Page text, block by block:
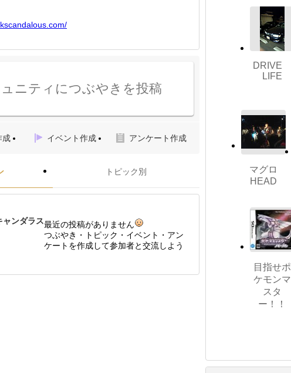
alous.com/
ニティにつぶやきを投稿
成 イベント作成 アンケート作成
トピック別
ャンダラス最近の投稿がありません
つぶやき・トピック・イベント・アン
ケートを作成して参加者と交流しよう
DRIVE
LIFE
マグロ
HEAD
目指せポ
ケモンマ
スタ
ー！！